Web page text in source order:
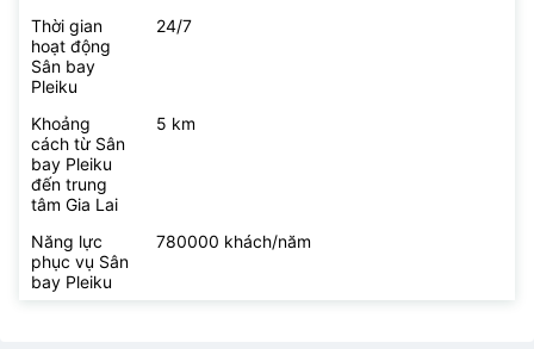
Thời gian
hoạt động
Sân bay
Pleiku
24/7
Khoảng
cách từ Sân
bay Pleiku
đến trung
tâm Gia Lai
5 km
Năng lực
phục vụ Sân
bay Pleiku
780000 khách/năm